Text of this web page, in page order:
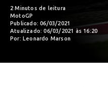
2 Minutos de leitura
MotoGP
Publicado: 06/03/2021
Atualizado: 06/03/2021 às 16:20
Por: Leonardo Marson